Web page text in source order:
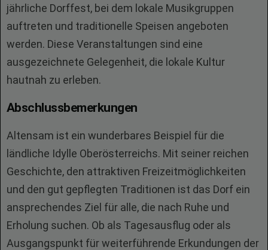
jährliche Dorffest, bei dem lokale Musikgruppen
auftreten und traditionelle Speisen angeboten
werden. Diese Veranstaltungen sind eine
ausgezeichnete Gelegenheit, die lokale Kultur
hautnah zu erleben.
Abschlussbemerkungen
Altensam ist ein wunderbares Beispiel für die
ländliche Idylle Oberösterreichs. Mit seiner reichen
Geschichte, den attraktiven Freizeitmöglichkeiten
und den gut gepflegten Traditionen ist das Dorf ein
ansprechendes Ziel für alle, die nach Ruhe und
Erholung suchen. Ob als Tagesausflug oder als
Ausgangspunkt für weiterführende Erkundungen der